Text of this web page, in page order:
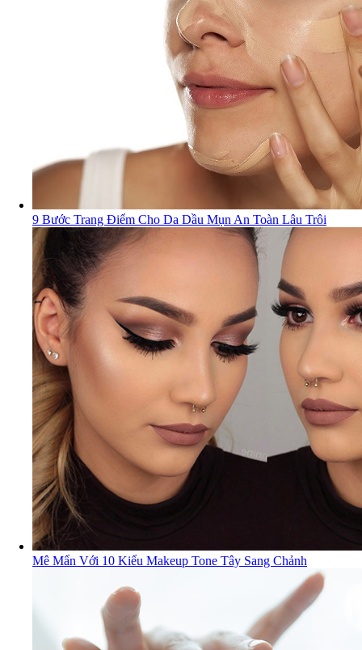
9 Bước Trang Điểm Cho Da Dầu Mụn An Toàn Lâu Trôi
Mê Mẩn Với 10 Kiểu Makeup Tone Tây Sang Chảnh